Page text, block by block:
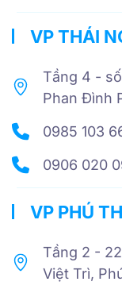
VP THÁI
Tầng 4 -
Phan Đình
0985 103
0906 020
VP PHÚ
Tầng 2 -
Việt Trì,